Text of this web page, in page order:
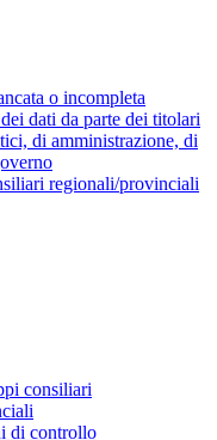
o incompleta
dati da parte dei titolari
di amministrazione, di
regionali/provinciali
consiliari
di controllo